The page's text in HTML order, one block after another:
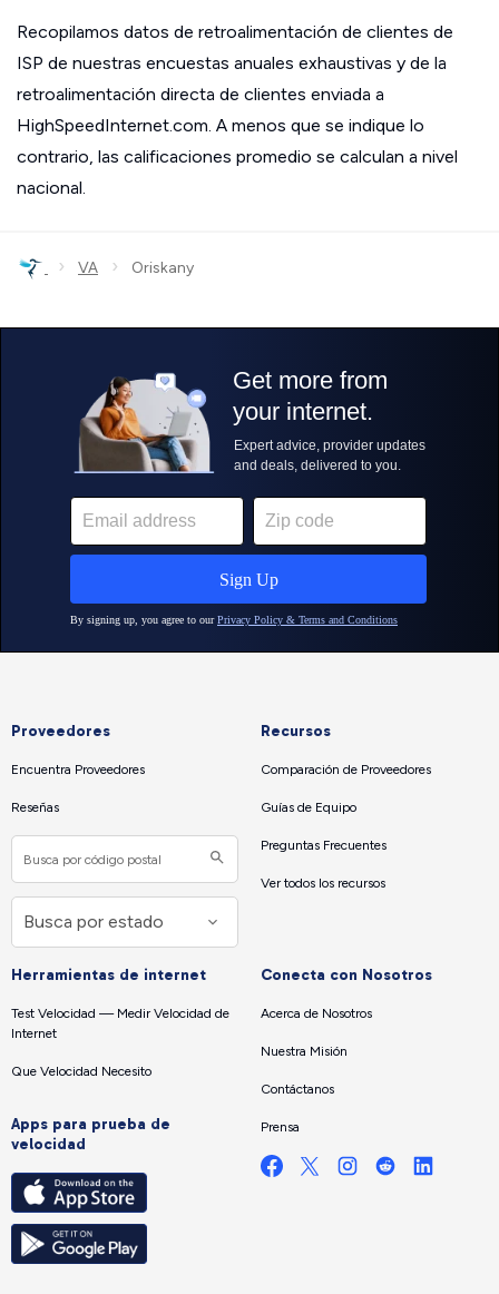
Recopilamos datos de retroalimentación de clientes de
ISP de nuestras encuestas anuales exhaustivas y de la
retroalimentación directa de clientes enviada a
HighSpeedInternet.com. A menos que se indique lo
contrario, las calificaciones promedio se calculan a nivel
nacional.
› VA › Oriskany
Proveedores
Encuentra Proveedores
Reseñas
Recursos
Comparación de Proveedores
Guías de Equipo
Preguntas Frecuentes
Ver todos los recursos
Herramientas de internet
Test Velocidad — Medir Velocidad de
Internet
Que Velocidad Necesito
Apps para prueba de
velocidad
Conecta con Nosotros
Acerca de Nosotros
Nuestra Misión
Contáctanos
Prensa